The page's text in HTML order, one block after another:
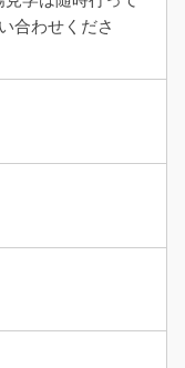
合わせくださ